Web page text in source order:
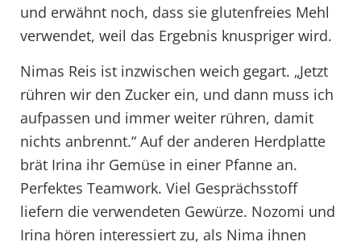
und erwähnt noch, dass sie glutenfreies Mehl
verwendet, weil das Ergebnis knuspriger wird.
Nimas Reis ist inzwischen weich gegart. „Jetzt
rühren wir den Zucker ein, und dann muss ich
aufpassen und immer weiter rühren, damit
nichts anbrennt.“ Auf der anderen Herdplatte
brät Irina ihr Gemüse in einer Pfanne an.
Perfektes Teamwork. Viel Gesprächsstoff
liefern die verwendeten Gewürze. Nozomi und
Irina hören interessiert zu, als Nima ihnen